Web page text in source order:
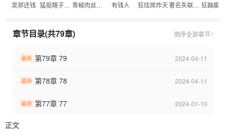
吴邪还钱 猛抠瞎子那只好眼 青椒肉丝炒饭帮主 有钱人 狂炫屌炸天 著名失联人士
章节目录(共79章) 倒序全部章节
最新 第79章 79 2024-04-11
最新 第78章 78 2024-04-11
最新 第77章 77 2024-01-10
正文